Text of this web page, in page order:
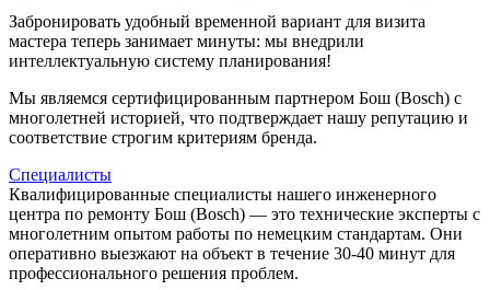
Забронировать удобный временной вариант для визита
мастера теперь занимает минуты: мы внедрили
интеллектуальную систему планирования!
Мы являемся сертифицированным партнером Бош (Bosch) с
многолетней историей, что подтверждает нашу репутацию и
соответствие строгим критериям бренда.
Специалисты
Квалифицированные специалисты нашего инженерного
центра по ремонту Бош (Bosch) — это технические эксперты с
многолетним опытом работы по немецким стандартам. Они
оперативно выезжают на объект в течение 30-40 минут для
профессионального решения проблем.